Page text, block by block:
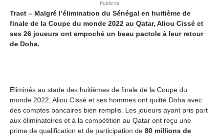
Publicité
Tract – Malgré l’élimination du Sénégal en huitième de
finale de la Coupe du monde 2022 au Qatar, Aliou Cissé et
ses 26 joueurs ont empoché un beau pactole à leur retour
de Doha.
Éliminés au stade des huitièmes de finale de la Coupe du
monde 2022, Aliou Cissé et ses hommes ont quitté Doha avec
des comptes bancaires bien remplis. Les joueurs ayant pris part
aux éliminatoires et à la compétition au Qatar ont reçu une
prime de qualification et de participation de 80 millions de